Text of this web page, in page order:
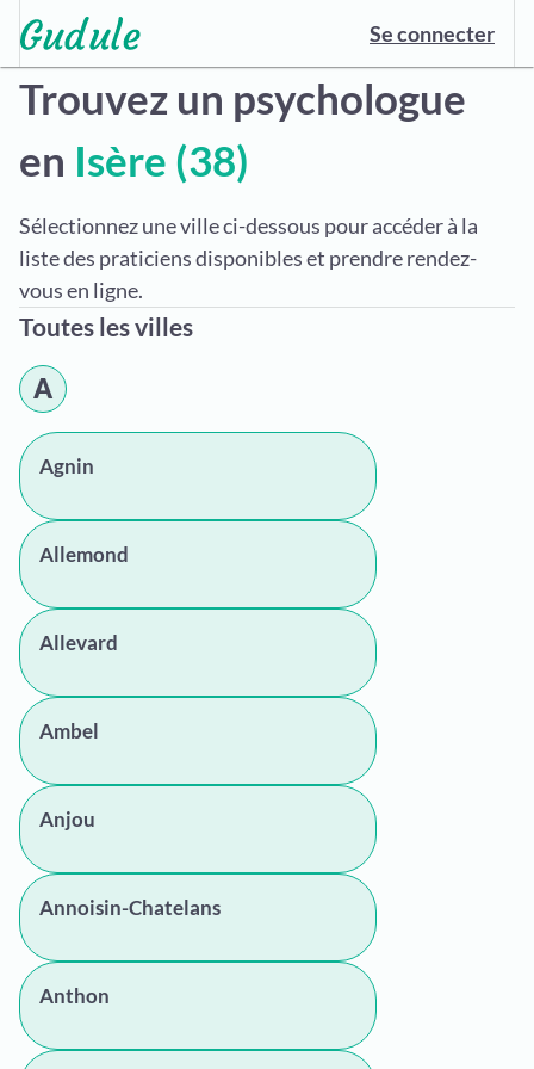
Se connecter
Trouvez un psychologue
en Isère (38)
Sélectionnez une ville ci-dessous pour accéder à la
liste des praticiens disponibles et prendre rendez-
vous en ligne.
Toutes les villes
A
Agnin
Allemond
Allevard
Ambel
Anjou
Annoisin-Chatelans
Anthon